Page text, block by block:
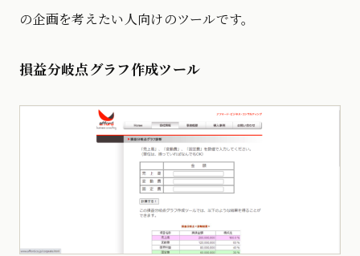
の企画を考えたい人向けのツールです。
損益分岐点グラフ作成ツール